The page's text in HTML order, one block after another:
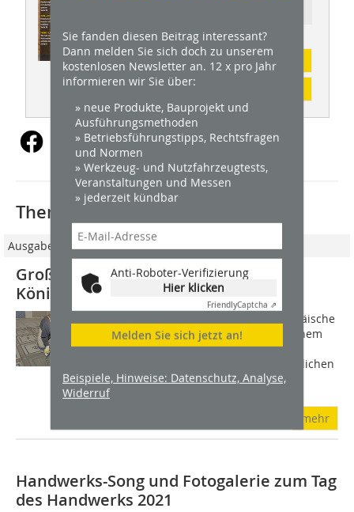
Abonnement
Inhaltsverzeichnis
Sie fanden diesen Beitrag interessant?
Dann melden Sie sich doch zu unserem
kostenlosen Newsletter an. 12 x pro Jahr
informieren wir Sie über:
» neue Produkte, Bauprojekt und
Ausführungsmethoden
» Betriebsführungstipps, Rechtsfragen
und Normen
» Werkzeug- und Nutzfahrzeugtests,
Veranstaltungen und Messen
» jederzeit kündbar
Anti-Roboter-Verifizierung
Hier klicken
FriendlyCaptcha ⇗
Melden Sie sich jetzt an!
Beispiele, Hinweise: Datenschutz, Analyse,
Widerruf
Thematisch passende Artikel:
Ausgabe 12/2017
Großformatkleber für Mosaik in der
Königlichen Eisenbahndirektion Cöln
Seit Sommer 2016 residiert die Europäische
Agentur für Flugsicherheit EASA in einem
repräsentativen Gebäude am Kölner
Rheinufer. Von der ehemaligen Königlichen
Eisenbahndirektion Co?ln sind...
mehr
Handwerks-Song und Fotogalerie zum Tag
des Handwerks 2021